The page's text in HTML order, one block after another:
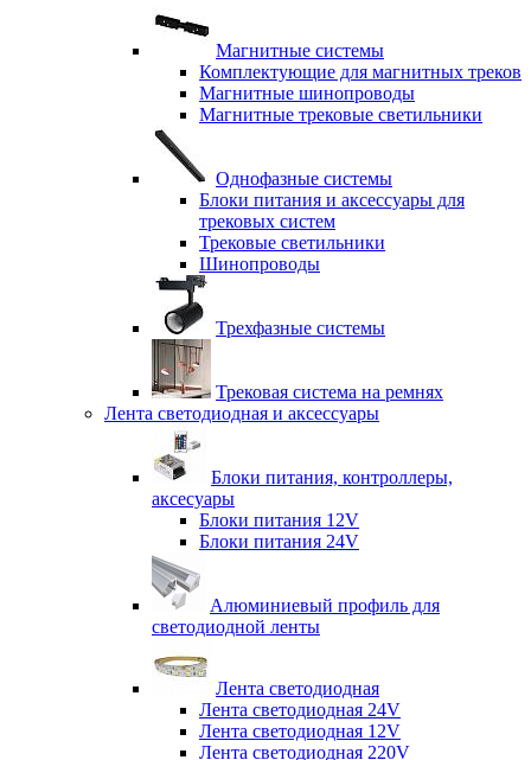
Магнитные системы
Комплектующие для магнитных треков
Магнитные шинопроводы
Магнитные трековые светильники
Однофазные системы
Блоки питания и аксессуары для
трековых систем
Трековые светильники
Шинопроводы
Трехфазные системы
Трековая система на ремнях
Лента светодиодная и аксессуары
Блоки питания, контроллеры,
аксесуары
Блоки питания 12V
Блоки питания 24V
Алюминиевый профиль для
светодиодной ленты
Лента светодиодная
Лента светодиодная 24V
Лента светодиодная 12V
Лента светодиодная 220V